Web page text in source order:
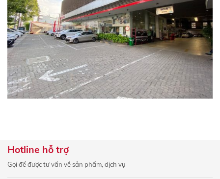
Hotline hỗ trợ
Gọi để được tư vấn về sản phẩm, dịch vụ